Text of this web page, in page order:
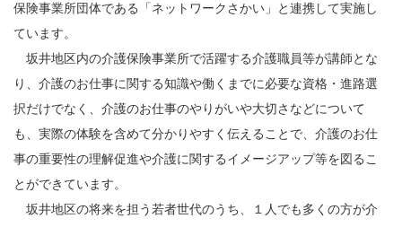
保険事業所団体である「ネットワークさかい」と連携して実施し
ています。
坂井地区内の介護保険事業所で活躍する介護職員等が講師とな
り、介護のお仕事に関する知識や働くまでに必要な資格・進路選
択だけでなく、介護のお仕事のやりがいや大切さなどについて
も、実際の体験を含めて分かりやすく伝えることで、介護のお仕
事の重要性の理解促進や介護に関するイメージアップ等を図るこ
とができています。
坂井地区の将来を担う若者世代のうち、１人でも多くの方が介